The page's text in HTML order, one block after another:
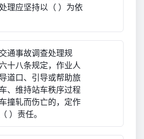
理应坚持以（ ）为依
通事故调查处理规
十八条规定，作业人
道口、引导或帮助旅
、维持站车秩序过程
撞轧而伤亡的，定作
）责任。